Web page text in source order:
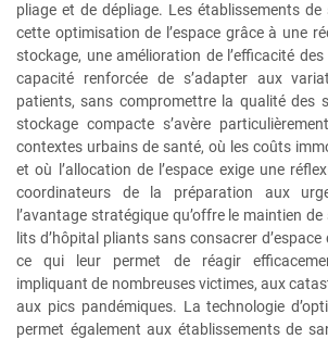
pliage et de dépliage. Les établissements
cette optimisation de l’espace grâce à une
stockage, une amélioration de l’efficacité
capacité renforcée de s’adapter aux
patients, sans compromettre la qualité des
stockage compacte s’avère
contextes urbains de santé, où les coûts
et où l’allocation de l’espace exige une
coordinateurs de la préparation aux
l’avantage stratégique qu’offre le maintien
lits d’hôpital pliants sans consacrer
ce qui leur permet de réagir
impliquant de nombreuses victimes, aux
aux pics pandémiques. La technologie
permet également aux établissements de